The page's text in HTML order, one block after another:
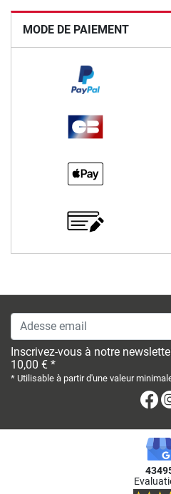
MODE DE PAIEMENT
Adesse email
Inscrivez-vous à notre
10,00 € *
* Utilisable à partir d'une valeur